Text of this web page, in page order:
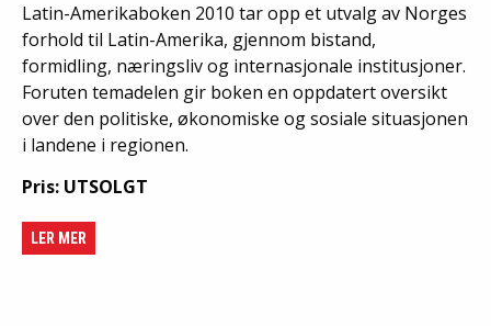
Latin-Amerikaboken 2010 tar opp et utvalg av Norges
forhold til Latin-Amerika, gjennom bistand,
formidling, næringsliv og internasjonale institusjoner.
Foruten temadelen gir boken en oppdatert oversikt
over den politiske, økonomiske og sosiale situasjonen
i landene i regionen.
Pris: UTSOLGT
LER MER